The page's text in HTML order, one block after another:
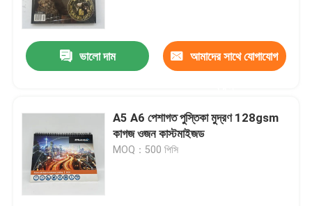
পণ্য
ভিডিও
ভালো দাম আমাদের সাথে যোগাযোগ
A5 A6 পেশাগত পুস্তিকা মুদ্রণ 128gsm
কাগজ ওজন কাস্টমাইজড
MOQ：500 পিসি